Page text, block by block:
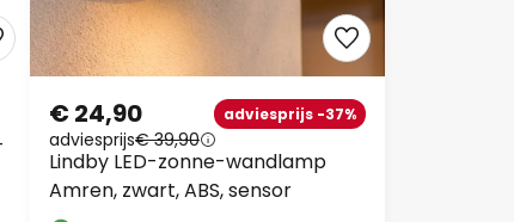
Lindby LED-zonne-wandlamp
Amren, zwart, ABS, sensor
€ 24,90 adviesprijs -37%
adviesprijs€ 39,90